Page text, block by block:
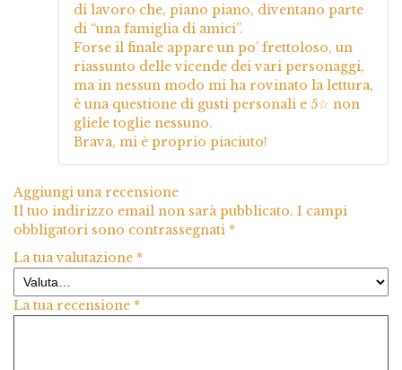
di lavoro che, piano piano, diventano parte
di “una famiglia di amici”.
Forse il finale appare un po’ frettoloso, un
riassunto delle vicende dei vari personaggi,
ma in nessun modo mi ha rovinato la lettura,
è una questione di gusti personali e 5☆ non
gliele toglie nessuno.
Brava, mi è proprio piaciuto!
Aggiungi una recensione
Il tuo indirizzo email non sarà pubblicato. I campi
obbligatori sono contrassegnati *
La tua valutazione *
La tua recensione *